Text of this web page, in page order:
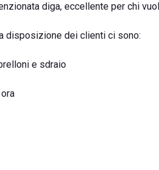
diga, eccellente per chi
disposizione dei clienti ci sono:
e sdraio